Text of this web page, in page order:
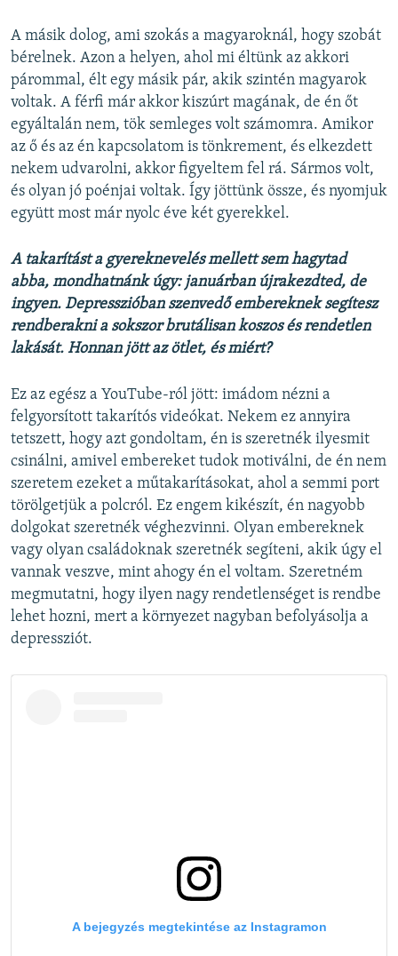
A másik dolog, ami szokás a magyaroknál, hogy szobát
bérelnek. Azon a helyen, ahol mi éltünk az akkori
párommal, élt egy másik pár, akik szintén magyarok
voltak. A férfi már akkor kiszúrt magának, de én őt
egyáltalán nem, tök semleges volt számomra. Amikor
az ő és az én kapcsolatom is tönkrement, és elkezdett
nekem udvarolni, akkor figyeltem fel rá. Sármos volt,
és olyan jó poénjai voltak. Így jöttünk össze, és nyomjuk
együtt most már nyolc éve két gyerekkel.
A takarítást a gyereknevelés mellett sem hagytad
abba, mondhatnánk úgy: januárban újrakezdted, de
ingyen. Depresszióban szenvedő embereknek segítesz
rendberakni a sokszor brutálisan koszos és rendetlen
lakását. Honnan jött az ötlet, és miért?
Ez az egész a YouTube-ról jött: imádom nézni a
felgyorsított takarítós videókat. Nekem ez annyira
tetszett, hogy azt gondoltam, én is szeretnék ilyesmit
csinálni, amivel embereket tudok motiválni, de én nem
szeretem ezeket a műtakarításokat, ahol a semmi port
törölgetjük a polcról. Ez engem kikészít, én nagyobb
dolgokat szeretnék véghezvinni. Olyan embereknek
vagy olyan családoknak szeretnék segíteni, akik úgy el
vannak veszve, mint ahogy én el voltam. Szeretném
megmutatni, hogy ilyen nagy rendetlenséget is rendbe
lehet hozni, mert a környezet nagyban befolyásolja a
depressziót.